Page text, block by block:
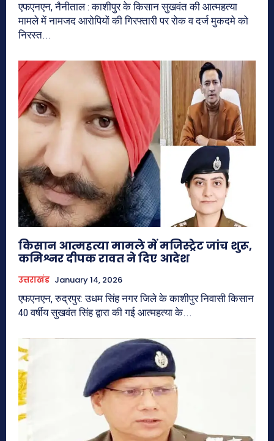
एफएनएन, नैनीताल : काशीपुर के किसान सुखवंत की आत्महत्या
मामले में नामजद आरोपियों की गिरफ्तारी पर रोक व दर्ज मुकदमे को
निरस्त...
किसान आत्महत्या मामले में मजिस्ट्रेट जांच शुरू,
कमिश्नर दीपक रावत ने दिए आदेश
उत्तराखंड January 14, 2026
एफएनएन, रुद्रपुर: उधम सिंह नगर जिले के काशीपुर निवासी किसान
40 वर्षीय सुखवंत सिंह द्वारा की गई आत्महत्या के...